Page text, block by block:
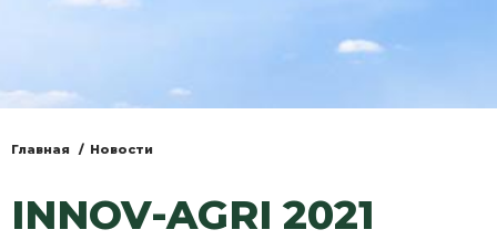
Вы
Главная Новости
INNOV-AGRI 2021